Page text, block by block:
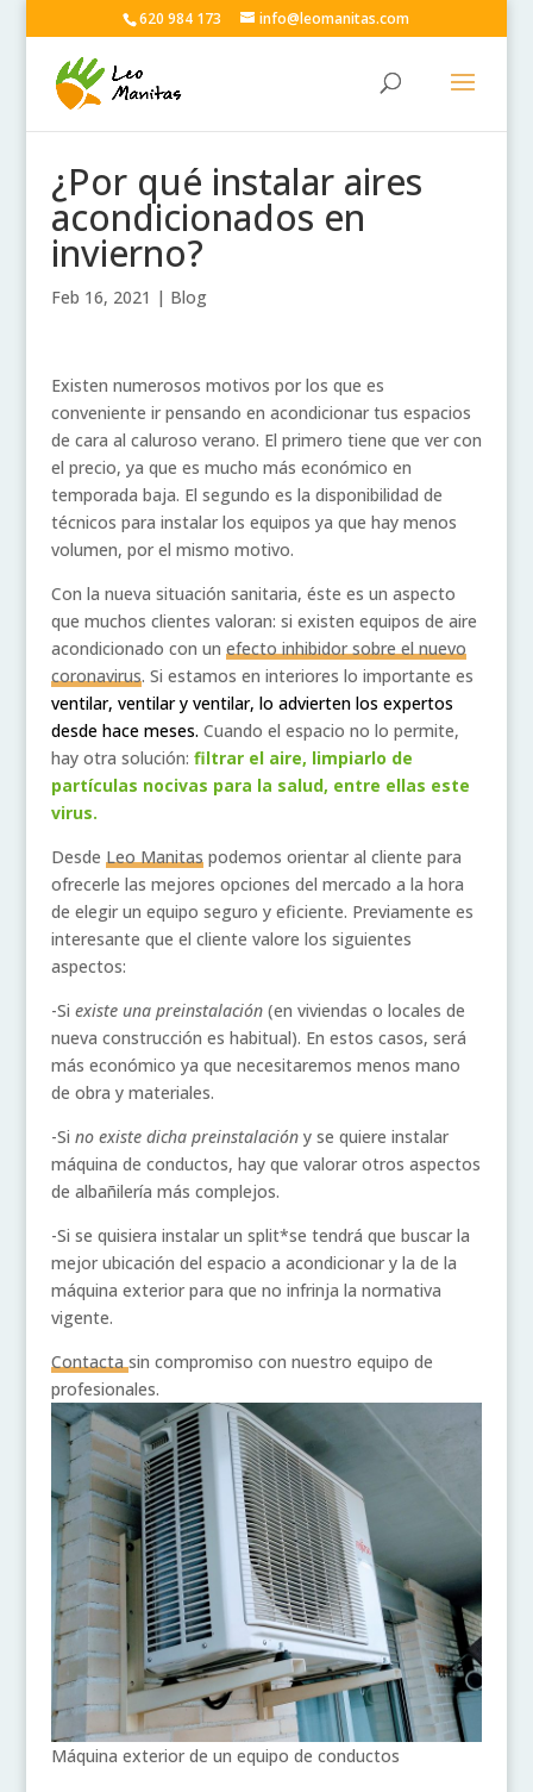
620 984 173 info@leomanitas.com
¿Por qué instalar aires
acondicionados en
invierno?
Feb 16, 2021 | Blog
Existen numerosos motivos por los que es
conveniente ir pensando en acondicionar tus espacios
de cara al caluroso verano. El primero tiene que ver con
el precio, ya que es mucho más económico en
temporada baja. El segundo es la disponibilidad de
técnicos para instalar los equipos ya que hay menos
volumen, por el mismo motivo.
Con la nueva situación sanitaria, éste es un aspecto
que muchos clientes valoran: si existen equipos de aire
acondicionado con un efecto inhibidor sobre el nuevo
coronavirus. Si estamos en interiores lo importante es
ventilar, ventilar y ventilar, lo advierten los expertos
desde hace meses. Cuando el espacio no lo permite,
hay otra solución: filtrar el aire, limpiarlo de
partículas nocivas para la salud, entre ellas este
virus.
Desde Leo Manitaspodemos orientar al cliente para
ofrecerle las mejores opciones del mercado a la hora
de elegir un equipo seguro y eficiente. Previamente es
interesante que el cliente valore los siguientes
aspectos:
-Si existe una preinstalación (en viviendas o locales de
nueva construcción es habitual). En estos casos, será
más económico ya que necesitaremos menos mano
de obra y materiales.
-Si no existe dicha preinstalacióny se quiere instalar
máquina de conductos, hay que valorar otros aspectos
de albañilería más complejos.
-Si se quisiera instalar un split*se tendrá que buscar la
mejor ubicación del espacio a acondicionar y la de la
máquina exterior para que no infrinja la normativa
vigente.
Contactasin compromiso con nuestro equipo de
profesionales.
Máquina exterior de un equipo de conductos